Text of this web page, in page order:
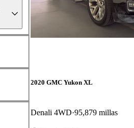
2020 GMC Yukon XL
Denali 4WD 95,879 millas